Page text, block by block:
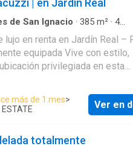
| en Jardín Real
de San Ignacio · 385 m² · 4
·Agua·Aire acondicionado
·Balcón·Bodega·Caseta de
de televisión·Cisterna· Cocina
closet ·Sala polivalente·
lujo en renta en Jardín Real –
equipada Vive con estilo,
privilegiada en esta
y ubicada en Coto 10. Una
quienes buscan amplitud,
tanto para familias como
plantas destaca por su
más de 1 mes>
Ver en
totalmente